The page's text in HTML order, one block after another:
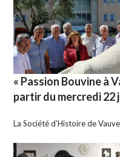
« Passion Bouvine à
partir du mercredi 22
La Société d’Histoire de